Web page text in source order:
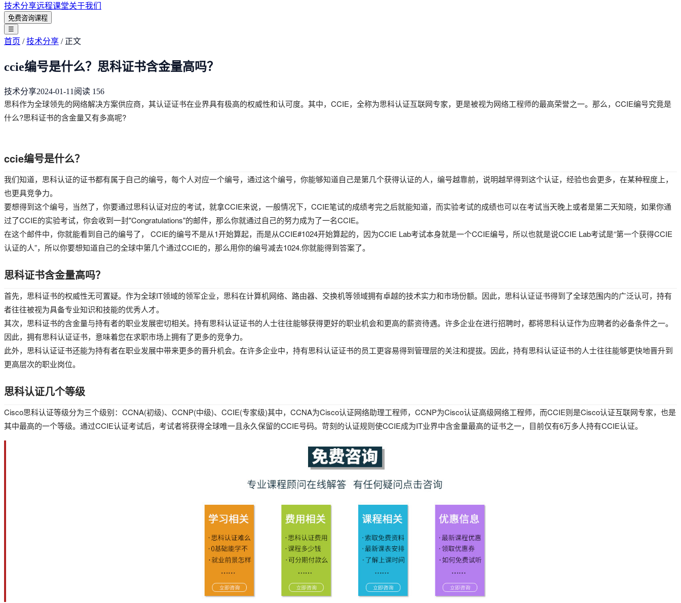
技术分享远程课堂关于我们
免费咨询课程
☰
首页 /技术分享 / 正文
ccie编号是什么？思科证书含金量高吗？
技术分享2024-01-11 阅读 156
思科作为全球领先的网络解决方案供应商，其认证证书在业界具有极高的权威性和认可度。其中，CCIE，全称为思科认证互联网专家，更是被视为网络工程师的最高荣誉之一。那么，CCIE编号究竟是
什么?思科证书的含金量又有多高呢?
ccie编号是什么？
我们知道，思科认证的证书都有属于自己的编号，每个人对应一个编号，通过这个编号，你能够知道自己是第几个获得认证的人，编号越靠前，说明越早得到这个认证，经验也会更多，在某种程度上，
也更具竞争力。
要想得到这个编号，当然了，你要通过思科认证对应的考试，就拿CCIE来说，一般情况下，CCIE笔试的成绩考完之后就能知道，而实验考试的成绩也可以在考试当天晚上或者是第二天知晓，如果你通
过了CCIE的实验考试，你会收到一封"Congratulations"的邮件，那么你就通过自己的努力成为了一名CCIE。
在这个邮件中，你就能看到自己的编号了， CCIE的编号不是从1开始算起，而是从CCIE#1024开始算起的，因为CCIE Lab考试本身就是一个CCIE编号，所以也就是说CCIE Lab考试是“第一个获得CCIE
认证的人”，所以你要想知道自己的全球中第几个通过CCIE的，那么用你的编号减去1024.你就能得到答案了。
思科证书含金量高吗？
首先，思科证书的权威性无可置疑。作为全球IT领域的领军企业，思科在计算机网络、路由器、交换机等领域拥有卓越的技术实力和市场份额。因此，思科认证证书得到了全球范围内的广泛认可，持有
者往往被视为具备专业知识和技能的优秀人才。
其次，思科证书的含金量与持有者的职业发展密切相关。持有思科认证证书的人士往往能够获得更好的职业机会和更高的薪资待遇。许多企业在进行招聘时，都将思科认证作为应聘者的必备条件之一。
因此，拥有思科认证证书，意味着您在求职市场上拥有了更多的竞争力。
此外，思科认证证书还能为持有者在职业发展中带来更多的晋升机会。在许多企业中，持有思科认证证书的员工更容易得到管理层的关注和提拔。因此，持有思科认证证书的人士往往能够更快地晋升到
更高层次的职业岗位。
思科认证几个等级
Cisco思科认证等级分为三个级别：CCNA(初级)、CCNP(中级)、CCIE(专家级)其中，CCNA为Cisco认证网络助理工程师，CCNP为Cisco认证高级网络工程师，而CCIE则是Cisco认证互联网专家，也是
其中最高的一个等级。通过CCIE认证考试后，考试者将获得全球唯一且永久保留的CCIE号码。苛刻的认证规则使CCIE成为IT业界中含金量最高的证书之一，目前仅有6万多人持有CCIE认证。